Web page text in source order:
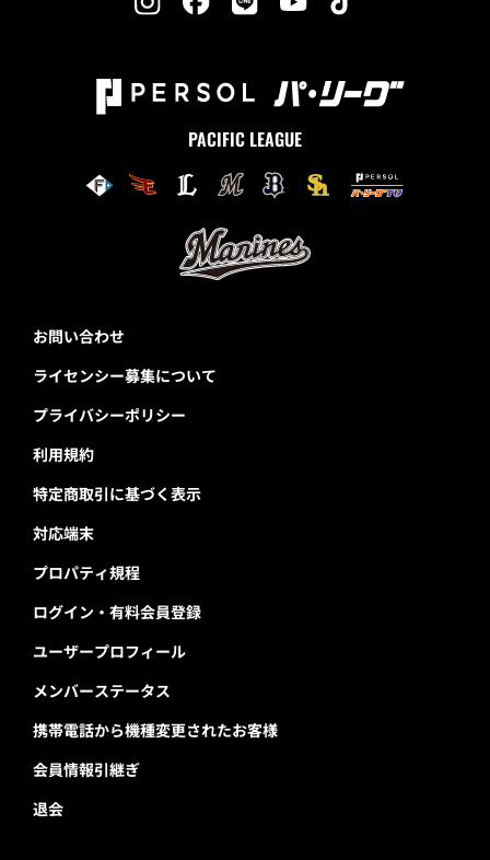
PACIFIC LEAGUE
お問い合わせ
ライセンシー募集について
プライバシーポリシー
利用規約
特定商取引に基づく表示
対応端末
プロパティ規程
ログイン・有料会員登録
ユーザープロフィール
メンバーステータス
携帯電話から機種変更されたお客様
会員情報引継ぎ
退会